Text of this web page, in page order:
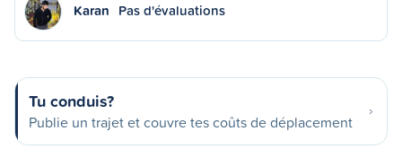
Karan Pas d'évaluations
Tu conduis?
Publie un trajet et couvre tes coûts de déplacement